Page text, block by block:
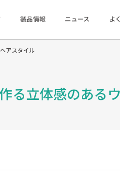
製品情報 ニュース よ
る立体感のある
アスタイル